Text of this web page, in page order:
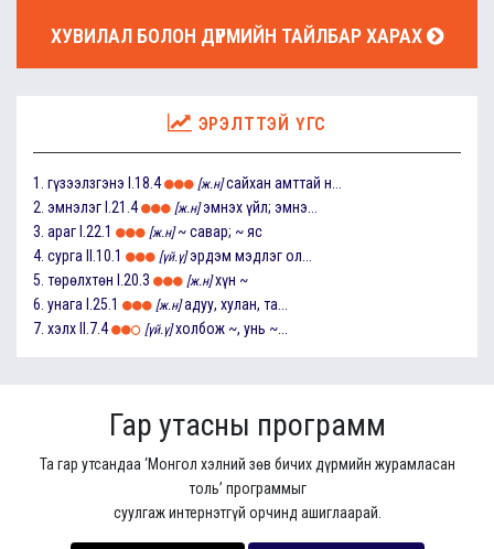
ХУВИЛАЛ БОЛОН ДҮРМИЙН ТАЙЛБАР ХАРАХ
ЭРЭЛТТЭЙ ҮГС
1. гүзээлзгэнэ I.18.4 [ж.н] сайхан амттай н...
2. эмнэлэг I.21.4 [ж.н] эмнэх үйл; эмнэ...
3. араг I.22.1 [ж.н] ~ савар; ~ яс
4. сурга II.10.1 [үй.ү] эрдэм мэдлэг ол...
5. төрөлхтөн I.20.3 [ж.н] хүн ~
6. унага I.25.1 [ж.н] адуу, хулан, та...
7. хэлх II.7.4 [үй.ү] холбож ~, унь ~...
Гар утасны программ
Та гар утсандаа ‘Монгол хэлний зөв бичих дүрмийн журамласан
толь’ программыг
суулгаж интернэтгүй орчинд ашиглаарай.